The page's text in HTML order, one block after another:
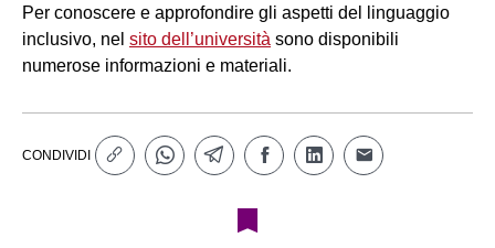
Per conoscere e approfondire gli aspetti del linguaggio
inclusivo, nel sito dell’università sono disponibili
numerose informazioni e materiali.
CONDIVIDI